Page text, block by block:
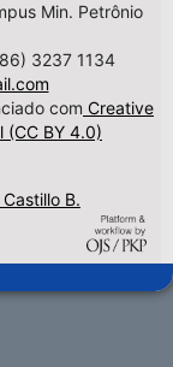
Min. Petrônio
3237 1134
com Creative
(CC BY 4.0)
B.